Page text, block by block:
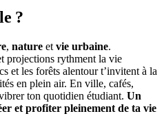
?
, nature et vie urbaine.
projections rythment la vie
et les forêts alentour t’invitent à la
en plein air. En ville, cafés,
ton quotidien étudiant. Un
et profiter pleinement de ta vie